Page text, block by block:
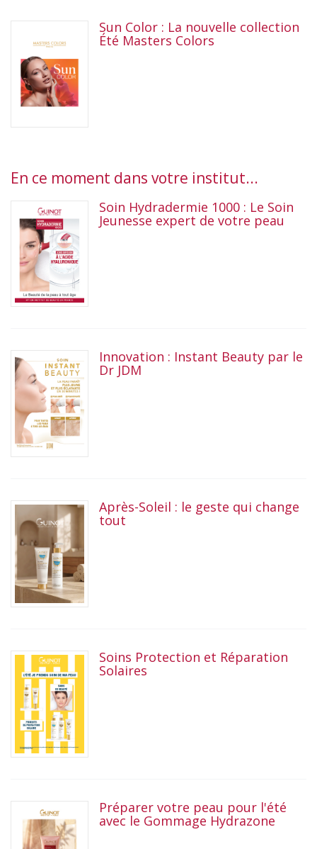
Sun Color : La nouvelle collection
Été Masters Colors
En ce moment dans votre institut...
Soin Hydradermie 1000 : Le Soin
Jeunesse expert de votre peau
Innovation : Instant Beauty par le
Dr JDM
Après-Soleil : le geste qui change
tout
Soins Protection et Réparation
Solaires
Préparer votre peau pour l'été
avec le Gommage Hydrazone